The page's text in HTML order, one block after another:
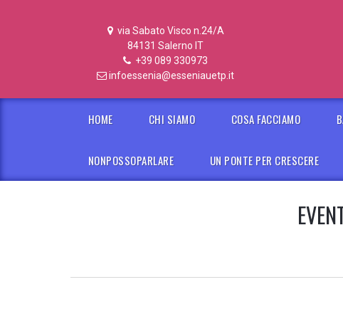
via Sabato Visco n.24/A
84131 Salerno IT
+39 089 330973
infoessenia@esseniauetp.it
HOME CHI SIAMO COSA FACCIAMO
NONPOSSOPARLARE UN PONTE PER CRESCERE